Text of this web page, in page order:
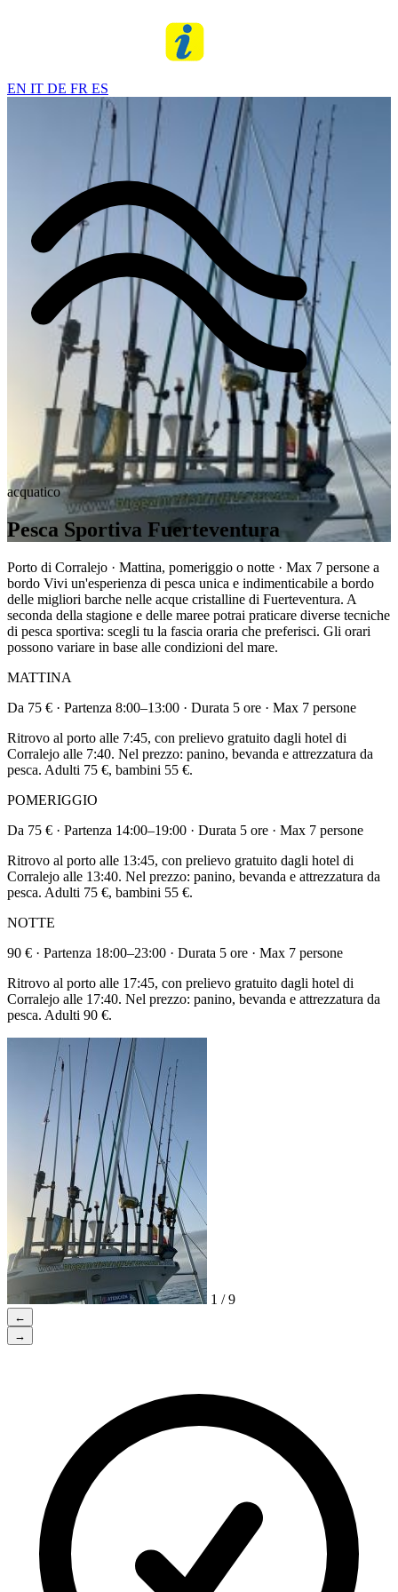
EN IT DE FR ES
acquatico
Pesca Sportiva Fuerteventura
Porto di Corralejo · Mattina, pomeriggio o notte · Max 7 persone a
bordo Vivi un'esperienza di pesca unica e indimenticabile a bordo
delle migliori barche nelle acque cristalline di Fuerteventura. A
seconda della stagione e delle maree potrai praticare diverse tecniche
di pesca sportiva: scegli tu la fascia oraria che preferisci. Gli orari
possono variare in base alle condizioni del mare.
MATTINA
Da 75 € · Partenza 8:00–13:00 · Durata 5 ore · Max 7 persone
Ritrovo al porto alle 7:45, con prelievo gratuito dagli hotel di
Corralejo alle 7:40. Nel prezzo: panino, bevanda e attrezzatura da
pesca. Adulti 75 €, bambini 55 €.
POMERIGGIO
Da 75 € · Partenza 14:00–19:00 · Durata 5 ore · Max 7 persone
Ritrovo al porto alle 13:45, con prelievo gratuito dagli hotel di
Corralejo alle 13:40. Nel prezzo: panino, bevanda e attrezzatura da
pesca. Adulti 75 €, bambini 55 €.
NOTTE
90 € · Partenza 18:00–23:00 · Durata 5 ore · Max 7 persone
Ritrovo al porto alle 17:45, con prelievo gratuito dagli hotel di
Corralejo alle 17:40. Nel prezzo: panino, bevanda e attrezzatura da
pesca. Adulti 90 €.
1 / 9
←
→